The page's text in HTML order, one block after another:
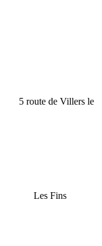
5 route de Villers le
Les Fins